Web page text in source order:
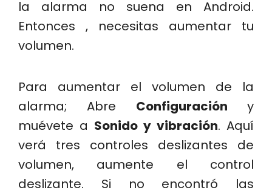
la alarma no suena en Android.
Entonces , necesitas aumentar tu
volumen.
Para aumentar el volumen de la
alarma; Abre Configuración y
muévete a Sonido y vibración. Aquí
verá tres controles deslizantes de
volumen, aumente el control
deslizante. Si no encontró las